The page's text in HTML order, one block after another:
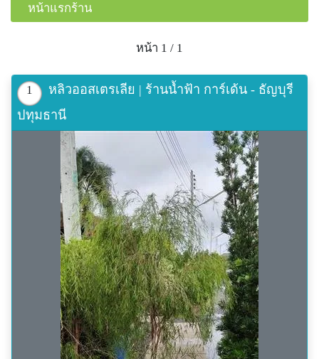
หน้าแรกร้าน
หน้า 1 / 1
1
หลิวออสเตรเลีย | ร้านน้ำฟ้า การ์เด้น - ธัญบุรี
ปทุมธานี